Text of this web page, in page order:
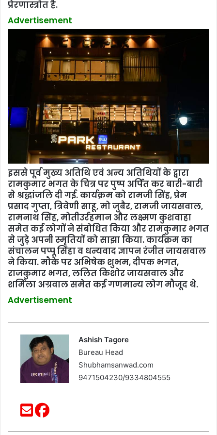
प्रेरणास्त्रोत है.
Advertisement
इससे पूर्व मुख्य अतिथि एवं अन्य अतिथियों के द्वारा
रामकुमार भगत के चित्र पर पुष्प अर्पित कर बारी-बारी
से श्रद्धांजलि दी गई. कार्यक्रम को रामजी सिंह, प्रेम
प्रसाद गुप्ता, त्रिवेणी साहू, मो जुबैर, रामजी जायसवाल,
रामनाथ सिंह, मोतीउर्रहमान और लक्ष्मण कुशवाहा
समेत कई लोगों ने संबोधित किया और रामकुमार भगत
से जुड़े अपनी स्मृतियों को साझा किया. कार्यक्रम का
संचालन पप्पू सिंहा व धन्यवाद ज्ञापन रंजीत जायसवाल
ने किया. मौके पर अभिषेक शुभम, दीपक भगत,
राजकुमार भगत, ललित किशोर जायसवाल और
शर्मिला अग्रवाल समेत कई गणमान्य लोग मौजूद थे.
Advertisement
Ashish Tagore
Bureau Head
Shubhamsanwad.com
9471504230/9334804555